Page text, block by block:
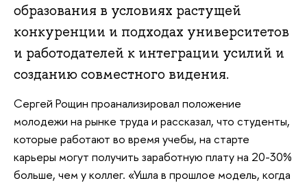
образования в условиях растущей
конкуренции и подходах университетов
и работодателей к интеграции усилий и
созданию совместного видения.
Сергей Рощин проанализировал положение
молодежи на рынке труда и рассказал, что студенты,
которые работают во время учебы, на старте
карьеры могут получить заработную плату на 20-30%
больше, чем у коллег. «Ушла в прошлое модель, когда